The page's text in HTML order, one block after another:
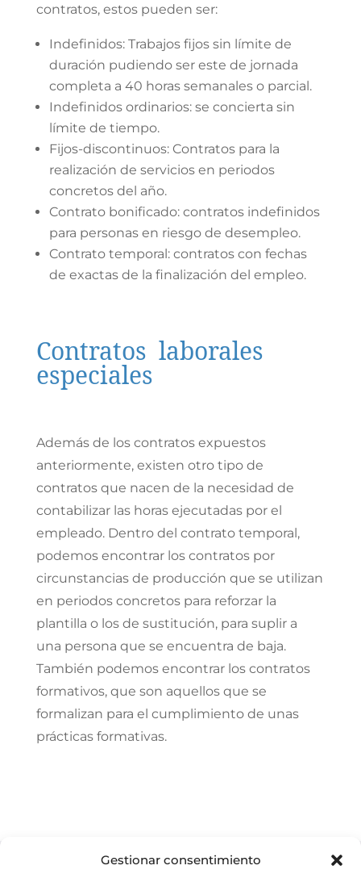
Gestionar consentimiento
contratos, estos pueden ser:
Indefinidos: Trabajos fijos sin límite de
duración pudiendo ser este de jornada
completa a 40 horas semanales o parcial.
Indefinidos ordinarios: se concierta sin
límite de tiempo.
Fijos-discontinuos: Contratos para la
realización de servicios en periodos
concretos del año.
Contrato bonificado: contratos indefinidos
para personas en riesgo de desempleo.
Contrato temporal: contratos con fechas
de exactas de la finalización del empleo.
Contratos laborales
especiales
Además de los contratos expuestos
anteriormente, existen otro tipo de
contratos que nacen de la necesidad de
contabilizar las horas ejecutadas por el
empleado. Dentro del contrato temporal,
podemos encontrar los contratos por
circunstancias de producción que se utilizan
en periodos concretos para reforzar la
plantilla o los de sustitución, para suplir a
una persona que se encuentra de baja.
También podemos encontrar los contratos
formativos, que son aquellos que se
formalizan para el cumplimiento de unas
prácticas formativas.